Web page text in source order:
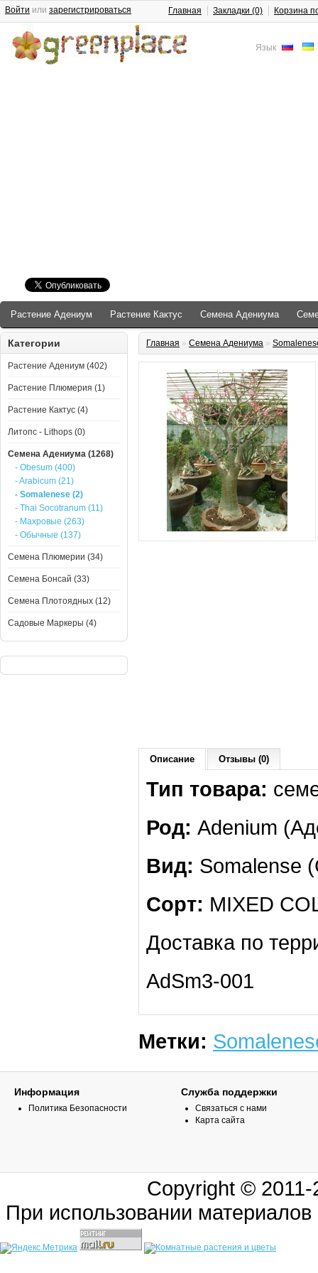
Язык
Войти или зарегистрироваться Главная Закладки (0) Корзина
Растение Адениум Растение Кактус Семена Адениума
Категории
Растение Адениум (402)
Растение Плюмерия (1)
Растение Кактус (4)
Литопс - Lithops (0)
Семена Адениума (1268)
- Obesum (400)
- Arabicum (21)
- Somalenese (2)
- Thai Socotranum (11)
- Махровые (263)
- Обычные (137)
Семена Плюмерии (34)
Семена Бонсай (33)
Семена Плотоядных (12)
Садовые Маркеры (4)
Главная » Семена Адениума »
Описание Отзывы (0)
Тип товара:
Род: Adenium
Вид: Somalense
Сорт: MIXED
Доставка по
AdSm3-001
Метки:
Информация
Политика Безопасности
Служба поддержки
Связаться с нами
Карта сайта
Copyright ©
При использовании